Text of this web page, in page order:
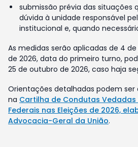
submissão prévia das situações
dúvida à unidade responsável
institucional e, quando
As medidas serão aplicadas de 4
de 2026, data do primeiro turno,
25 de outubro de 2026, caso haja
Orientações detalhadas podem ser
na Cartilha de Condutas Vedadas
Federais nas Eleições de 2026,
Advocacia-Geral da União.